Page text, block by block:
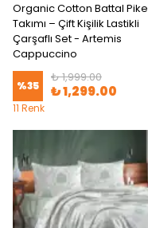
Organic Cotton Battal Pike
Takımı – Çift Kişilik Lastikli
Çarşaflı Set - Artemis
Cappuccino
%35
₺ 1,999.00
₺ 1,299.00
11 Renk